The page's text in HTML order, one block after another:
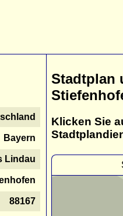
Bayern
Lindau
88167
Stadtplan
Klicken Sie